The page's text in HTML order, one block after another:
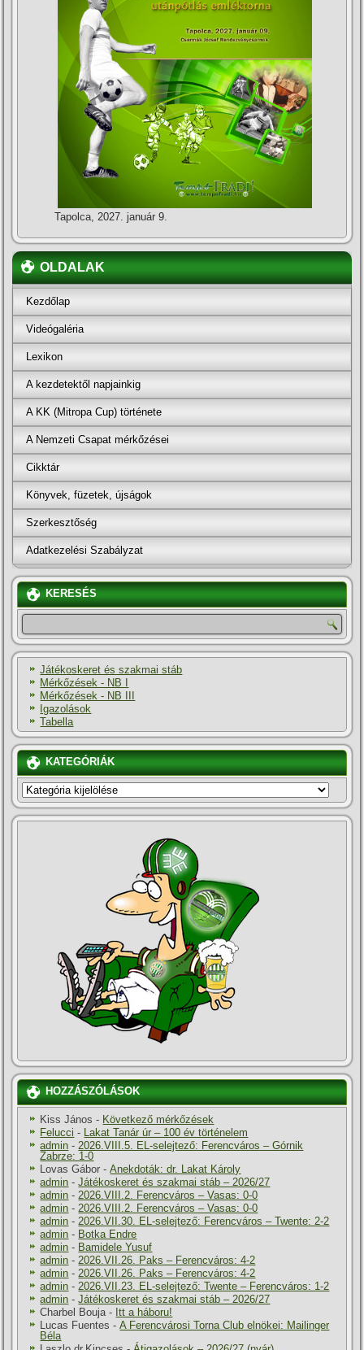
Tapolca, 2027. január 9.
OLDALAK
Kezdőlap
Videógaléria
Lexikon
A kezdetektől napjainkig
A KK (Mitropa Cup) története
A Nemzeti Csapat mérkőzései
Cikktár
Könyvek, füzetek, újságok
Szerkesztőség
Adatkezelési Szabályzat
KERESÉS
Játékoskeret és szakmai stáb
Mérkőzések - NB I
Mérkőzések - NB III
Igazolások
Tabella
KATEGÓRIÁK
KATEGÓRIÁK
HOZZÁSZÓLÁSOK
Kiss János - Következő mérkőzések
Felucci -
Lakat Tanár úr – 100 év történelem
admin - 2026.VIII.5. EL-selejtező: Ferencváros – Górnik
Zabrze: 1-0
Lovas Gábor -Anekdoták: dr. Lakat Károly
admin -Játékoskeret és szakmai stáb – 2026/27
admin - 2026.VIII.2. Ferencváros – Vasas: 0-0
admin - 2026.VIII.2. Ferencváros – Vasas: 0-0
admin - 2026.VII.30. EL-selejtező: Ferencváros – Twente: 2-2
admin - Botka Endre
admin - Bamidele Yusuf
admin - 2026.VII.26. Paks – Ferencváros: 4-2
admin - 2026.VII.26. Paks – Ferencváros: 4-2
admin - 2026.VII.23. EL-selejtező: Twente – Ferencváros: 1-2
admin -Játékoskeret és szakmai stáb – 2026/27
Charbel Bouja - Itt a háboru!
Lucas Fuentes -A Ferencvárosi Torna Club elnökei: Mailinger
Béla